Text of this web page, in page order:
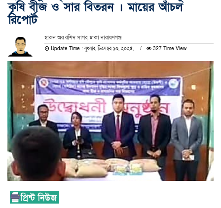
কৃষি বীজ ও সার বিতরন । মায়ের আঁচল
রিপোর্ট
হারুন অর রশিদ সাগর, ঢাকা নারায়ণগঞ্জ
Update Time : বুধবার, ডিসেম্বর ১০, ২০২৫, 327 Time View